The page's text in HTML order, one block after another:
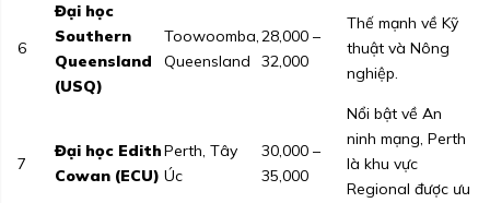
6
Đại học
Southern
Queensland
(USQ)
Toowoomba,
Queensland
28,000 –
32,000
Thế mạnh về Kỹ
thuật và Nông
nghiệp.
7
Đại học Edith
Cowan (ECU)
Perth, Tây
Úc
30,000 –
35,000
Nổi bật về An
ninh mạng, Perth
là khu vực
Regional được ưu